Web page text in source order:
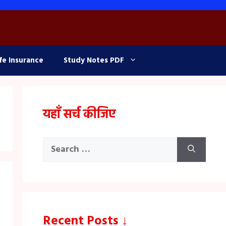
Insurance Study Notes PDF
यहाँ सर्च कीजिए
Search
Recent Posts ↓